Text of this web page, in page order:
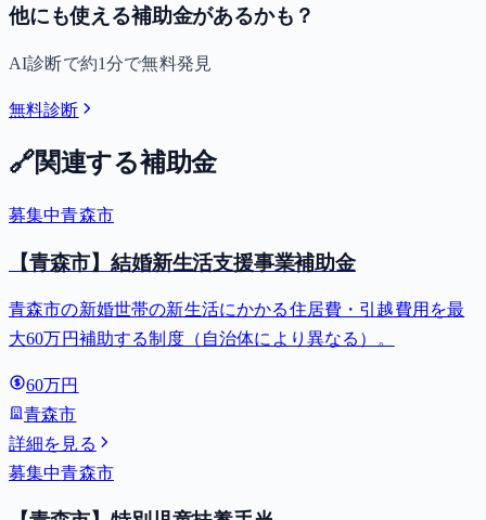
他にも使える補助金があるかも？
AI診断で約1分で無料発見
無料診断
🔗関連する補助金
募集中青森市
【青森市】結婚新生活支援事業補助金
青森市の新婚世帯の新生活にかかる住居費・引越費用を最
大60万円補助する制度（自治体により異なる）。
60万円
青森市
詳細を見る
募集中青森市